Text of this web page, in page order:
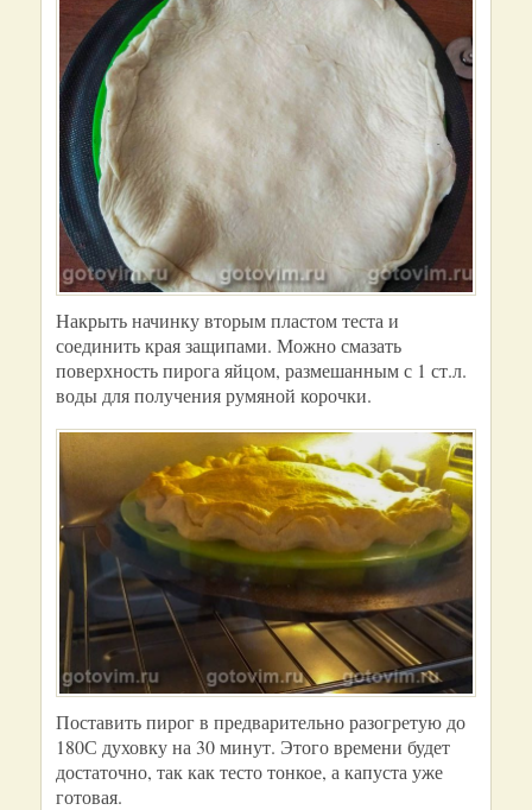
Накрыть начинку вторым пластом теста и
соединить края защипами. Можно смазать
поверхность пирога яйцом, размешанным с 1 ст.л.
воды для получения румяной корочки.
Поставить пирог в предварительно разогретую до
180С духовку на 30 минут. Этого времени будет
достаточно, так как тесто тонкое, а капуста уже
готовая.